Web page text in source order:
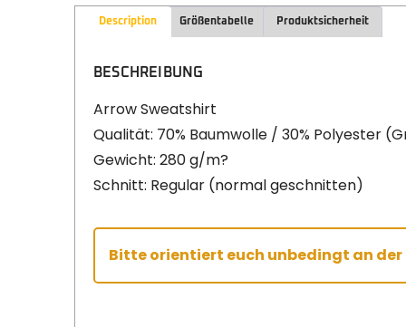
Description Größentabelle Produktsicherheit
BESCHREIBUNG
Arrow Sweatshirt
Qualität: 70% Baumwolle / 30% Polyester
Gewicht: 280 g/m?
Schnitt: Regular (normal geschnitten)
Bitte orientiert euch unbedingt an